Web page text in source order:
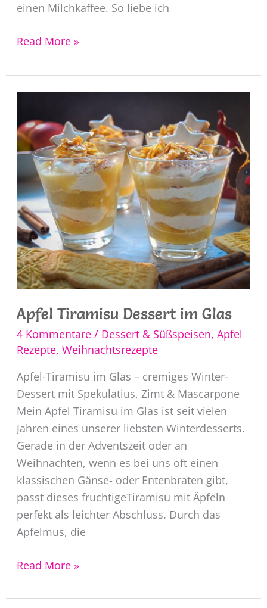
einen Milchkaffee. So liebe ich
Leckerer
mit
Waldbeeren
Read More »
Apfel Tiramisu Dessert im Glas
4 Kommentare / Dessert & Süßspeisen, Apfel
Rezepte, Weihnachtsrezepte
Apfel-Tiramisu im Glas – cremiges Winter-
Dessert mit Spekulatius, Zimt & Mascarpone
Mein Apfel Tiramisu im Glas ist seit vielen
Jahren eines unserer liebsten Winterdesserts.
Gerade in der Adventszeit oder an
Weihnachten, wenn es bei uns oft einen
klassischen Gänse- oder Entenbraten gibt,
passt dieses fruchtigeTiramisu mit Äpfeln
perfekt als leichter Abschluss. Durch das
Apfelmus, die
Apfel
Dessert
Read More »